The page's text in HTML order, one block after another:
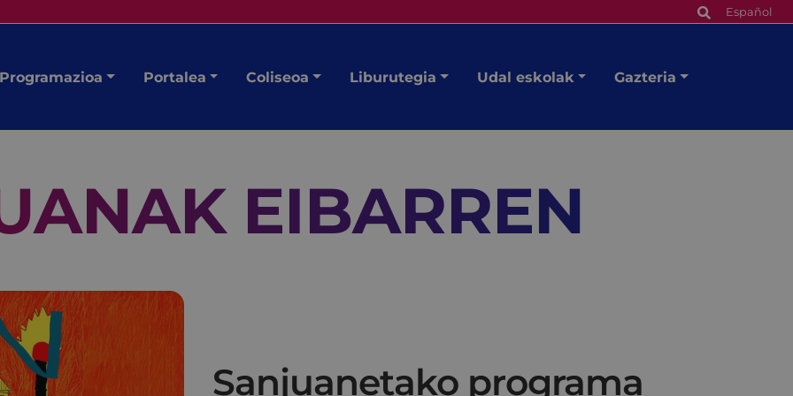
Español
Portalea Coliseoa Liburutegia Udal eskolak Gazteria
EIBARREN
Sanjuanetako programa